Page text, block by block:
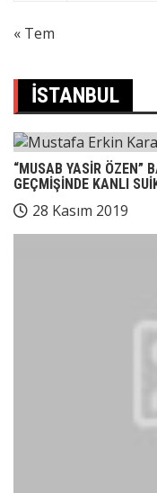
« Tem
İSTANBUL
“MUSAB YASİR ÖZEN”
GEÇMİŞİNDE KANLI
28 Kasım 2019